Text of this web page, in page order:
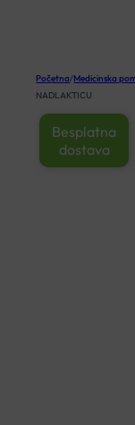
Početna/Medicinska
NADLAKTICU
Besplatna
dostava